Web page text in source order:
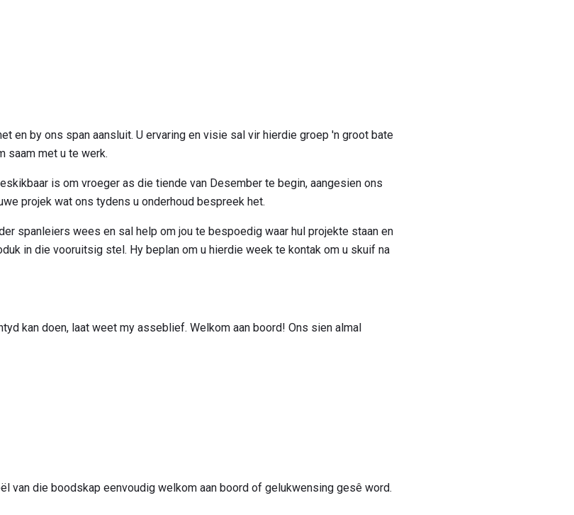
en by ons span aansluit. U ervaring en visie sal vir hierdie groep 'n groot bate
saam met u te werk.
is om vroeger as die tiende van Desember te begin, aangesien ons
projek wat ons tydens u onderhoud bespreek het.
spanleiers wees en sal help om jou te bespoedig waar hul projekte staan ​​en
in die vooruitsig stel. Hy beplan om u hierdie week te kontak om u skuif na
kan doen, laat weet my asseblief. Welkom aan boord! Ons sien almal
van die boodskap eenvoudig welkom aan boord of gelukwensing gesê word.